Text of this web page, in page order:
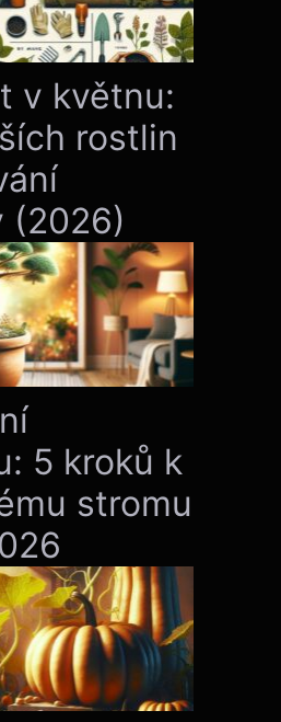
v květnu:
rostlin
(2026)
5 kroků k
stromu